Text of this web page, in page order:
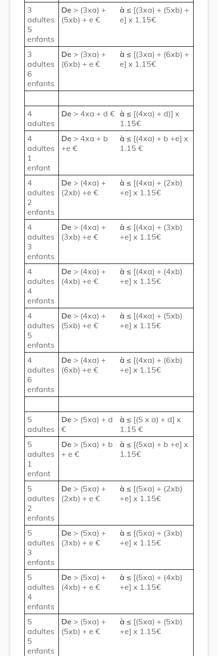
3
adultes
5
enfants
De > (3xa) +
(5xb) + e €
à ≤ [(3xa) + (5xb) +
e] x 1.15€
3
adultes
6
enfants
De > (3xa) +
(6xb) + e €
à ≤ [(3xa) + (6xb) +
e] x 1.15€
4
adultes
De > 4xa + d € à ≤ [(4xa) + d)] x
1.15€
4
adultes
1
enfant
De > 4xa + b
+e €
à ≤ [(4xa) + b +e] x
1.15 €
4
adultes
2
enfants
De > (4xa) +
(2xb) +e €
à ≤ [(4xa) + (2xb)
+e] x 1.15€
4
adultes
3
enfants
De > (4xa) +
(3xb) +e €
à ≤ [(4xa) + (3xb)
+e] x 1.15€
4
adultes
4
enfants
De > (4xa) +
(4xb) +e €
à ≤ [(4xa) + (4xb)
+e] x 1.15€
4
adultes
5
enfants
De > (4xa) +
(5xb) +e €
à ≤ [(4xa) + (5xb)
+e] x 1.15€
4
adultes
6
enfants
De > (4xa) +
(6xb) +e €
à ≤ [(4xa) + (6xb)
+e] x 1.15€
5
adultes
De > (5xa) + d
€
à ≤ [(5 x a) + d] x
1.15 €
5
adultes
1
enfant
De > (5xa) + b
+ e €
à ≤ [(5xa) + b +e] x
1.15€
5
adultes
2
enfants
De > (5xa) +
(2xb) + e €
à ≤ [(5xa) + (2xb)
+e] x 1.15€
5
adultes
3
enfants
De > (5xa) +
(3xb) + e €
à ≤ [(5xa) + (3xb)
+e] x 1.15€
5
adultes
4
enfants
De > (5xa) +
(4xb) + e €
à ≤ [(5xa) + (4xb)
+e] x 1.15€
5
adultes
5
enfants
De > (5xa) +
(5xb) + e €
à ≤ [(5xa) + (5xb)
+e] x 1.15€